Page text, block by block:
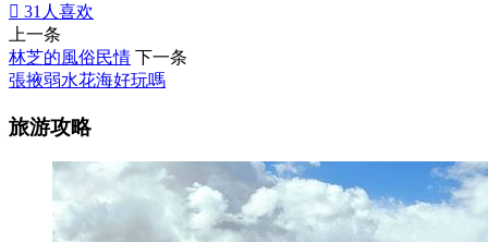
 31 人喜欢
上一条
林芝的風俗民情 下一条
張掖弱水花海好玩嗎
旅游攻略